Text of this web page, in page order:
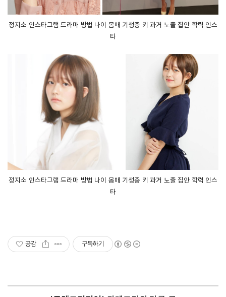
정지소 인스타그램 드라마 방법 나이 몸매 기생충 키 과거 노출 집안 학력 인스
타
정지소 인스타그램 드라마 방법 나이 몸매 기생충 키 과거 노출 집안 학력 인스
타
공감 구독하기